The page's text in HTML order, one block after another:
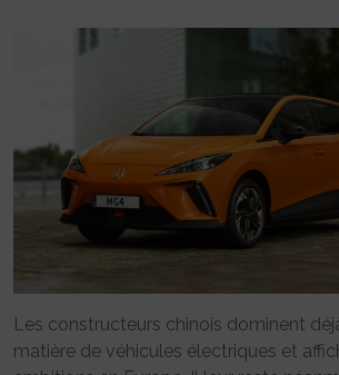
Les constructeurs chinois dominent
matière de véhicules électriques et